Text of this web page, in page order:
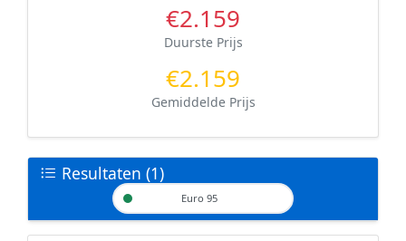
€2.159
Duurste Prijs
€2.159
Gemiddelde Prijs
Resultaten (1)
Euro 95